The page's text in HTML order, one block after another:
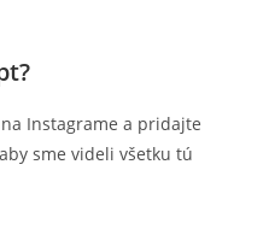
Instagrame a pridajte
sme videli všetku tú